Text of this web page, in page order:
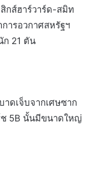
กส์ฮาร์วาร์ด-สมิท
ารอวกาศสหรัฐฯ
ก 21 ตัน
ดเจ็บจากเศษซาก
5B นั้นมีขนาดใหญ่